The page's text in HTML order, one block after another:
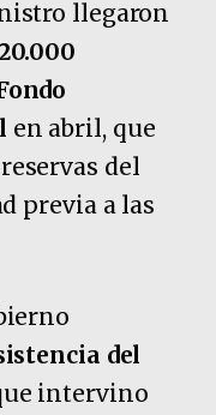
llegaron
en abril, que
del
previa a las
del
intervino